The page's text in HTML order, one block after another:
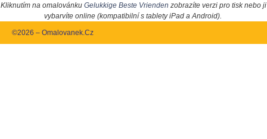
Kliknutím na omalovánku Gelukkige Beste Vrienden zobrazíte verzi pro tisk nebo ji
vybarvíte online (kompatibilní s tablety iPad a Android).
©2026 – Omalovanek.Cz